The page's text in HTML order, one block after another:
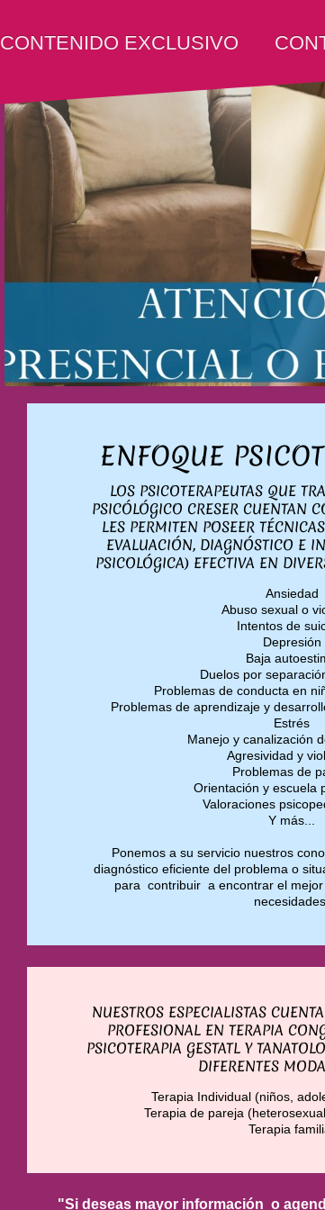
CONTENIDO EXCLUSIVO
ENFOQUE
LOS PSICOTERAPEUTAS QUE
PSICÓLÓGICO CRESER CUENTAN
LES PERMITEN POSEER
EVALUACIÓN, DIAGNÓSTICO E
PSICOLÓGICA) EFECTIVA EN
Ansiedad
Abuso sexual o
Intentos de
Depresión
Baja
Duelos por
Problemas de conducta en
Problemas de aprendizaje y
Estrés
Manejo y canalización
Agresividad y
Problemas de
Orientación y escuela
Valoraciones
Y más...
Ponemos a su servicio nuestros
diagnóstico eficiente del problema o
para contribuir a encontrar el
necesidades.
NUESTROS ESPECIALISTAS
PROFESIONAL EN TERAPIA
PSICOTERAPIA GESTATL Y
DIFERENTES
Terapia Individual (niños,
Terapia de pareja
Terapia
"Si deseas mayor información o